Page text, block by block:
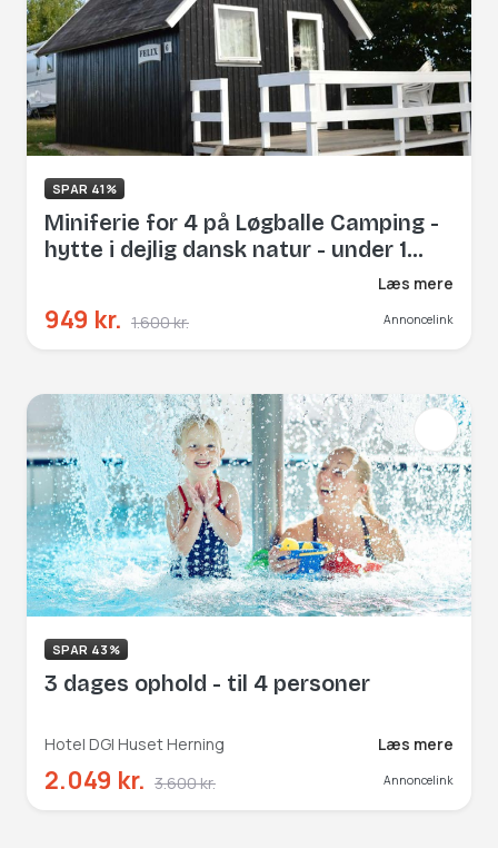
SPAR 41%
Miniferie for 4 på Løgballe Camping -
hytte i dejlig dansk natur - under 1
Læs mere
949 kr. 1.600 kr. Annoncelink
SPAR 43%
3 dages ophold - til 4 personer
Hotel DGI Huset Herning Læs mere
2.049 kr. 3.600 kr. Annoncelink